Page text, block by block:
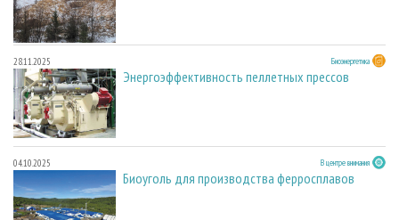
28.11.2025 Биоэнергетика
Энергоэффективность пеллетных прессов
04.10.2025 В центре внимания
Биоуголь для производства ферросплавов